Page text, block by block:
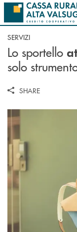
Salta al contenuto
SERVIZI
Lo sportello
solo
SHARE